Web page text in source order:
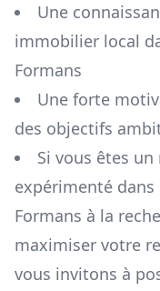
Une
immobilier local
Formans
Une forte
des objectifs
Si vous êtes
expérimenté dans
Formans à la
maximiser votre
vous invitons à